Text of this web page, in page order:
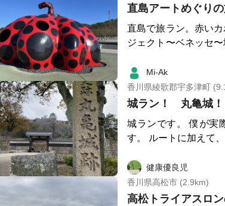
の坂を登りたい気持
追加で…pic.6 少し走
7 ９月下旬頃は、曼
直島アートめぐり
直島で旅ラン。赤い
ジェクト〜ベネッセ
ったり来たりもあっ
予約制なので、ラン
ってきました。木々
ったです。ラン後は
湯に行きました！
Mi-Ak
香川県綾歌郡宇多津町
城ラン！ 丸亀城
城ランです。 僕が実
す。 ルートに加えて
もしれません😅 湯YOUパーク しおはまの湯 四国健康村 さんの近
くにうたず臨海公園があり
たず公園→丸亀城→中村
健康優良児
香川県高松市 (2.9km)
高松トライアスロ